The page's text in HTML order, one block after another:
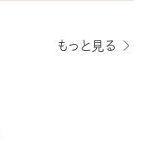
もっと見る